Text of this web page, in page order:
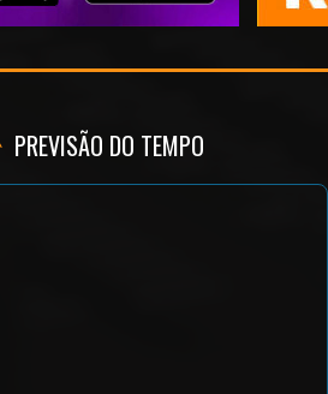
PREVISÃO DO TEMPO